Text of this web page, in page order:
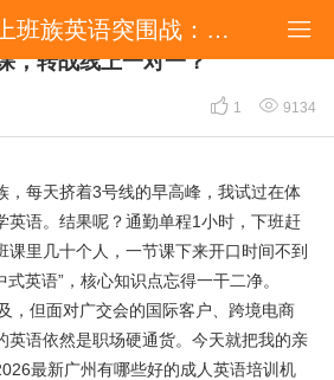

2026广州上班族英语突围战：为什么我放弃珠江新城线下课，转战线上一对一？
突围战：为什么我放弃珠江新
，转战线上一对一？
 1  9134
，每天挤着3号线的早高峰，我试过在体
英语。结果呢？通勤单程1小时，下班赶
课里几十个人，一节课下来开口时间不到
英语”，核心知识点忘得一干二净。
，但面对广交会的国际客户、跨境电商
英语依然是职场硬通货。今天就把我的亲
最新广州有哪些好的成人英语培训机